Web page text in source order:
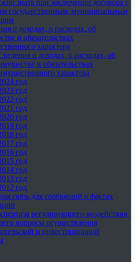
знать при заключении договора с
государственным, муниципальным
о доходах, о расходах, об
и обязательствах
характера
о доходах, о расходах, об
и обязательствах
характера
год
год
год
год
год
год
год
год
год
год
год
год
год
связь для сообщений о фактах
регулирующего воздействия,
вопросы осуществления
и инвестиционной